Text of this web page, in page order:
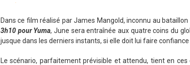
Dans ce film réalisé par James Mangold, inconnu au
3h10 pour Yuma, June sera entraînée aux quatre coins du
jusque dans les derniers instants, si elle doit lui faire confiance
Le scénario, parfaitement prévisible et attendu, tient en